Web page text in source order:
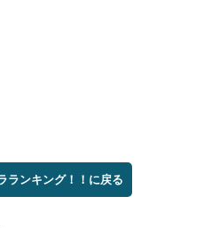
ランキング！！に戻る